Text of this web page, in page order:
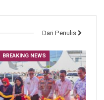
Dari Penulis
BREAKING NEWS